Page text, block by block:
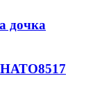
дочка
НАТО8517